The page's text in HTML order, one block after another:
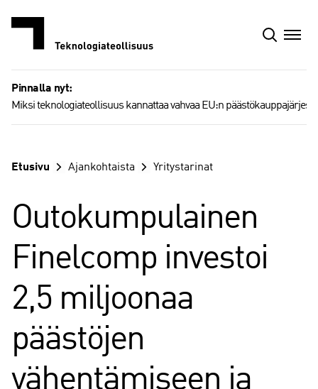
Pinnalla nyt:
Miksi teknologiateollisuus kannattaa vahvaa EU:n
Etusivu Ajankohtaista Yritystarinat
Outokumpulainen
Finelcomp investoi
2,5 miljoonaa
päästöjen
vähentämiseen ja